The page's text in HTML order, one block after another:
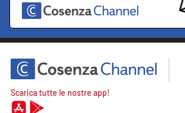
Scarica tutte le nostre app!